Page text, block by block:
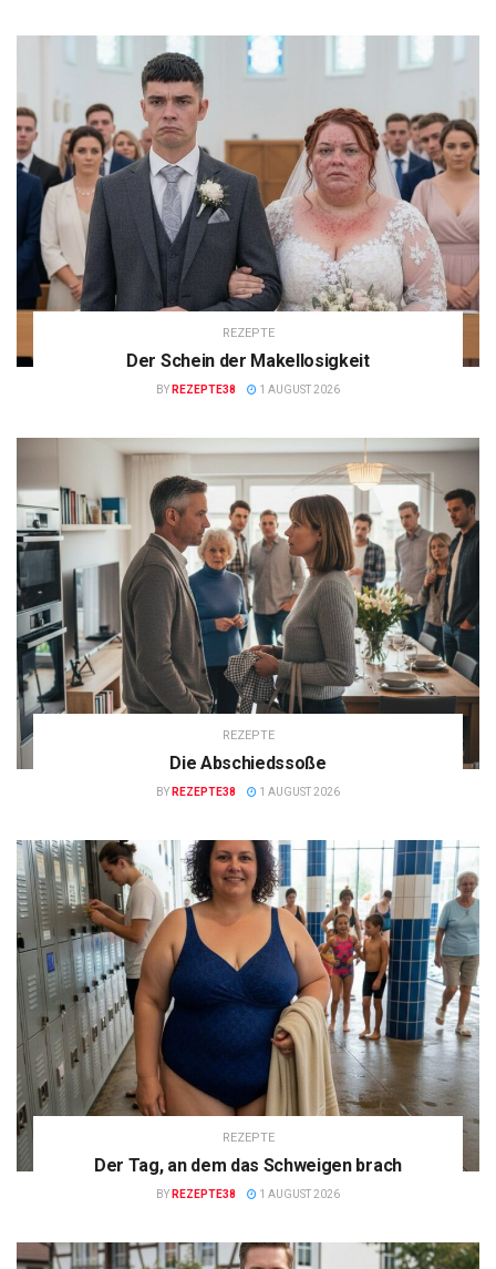
REZEPTE
Der Schein der Makellosigkeit
BY REZEPTE38 1 AUGUST 2026
REZEPTE
Die Abschiedssoße
BY REZEPTE38 1 AUGUST 2026
REZEPTE
Der Tag, an dem das Schweigen brach
BY REZEPTE38 1 AUGUST 2026